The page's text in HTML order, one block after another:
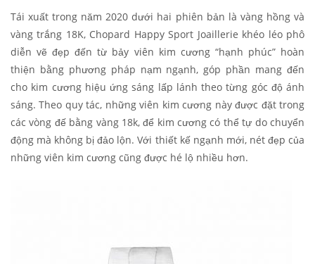
Tái xuất trong năm 2020 dưới hai phiên bản là vàng hồng và
vàng trắng 18K, Chopard Happy Sport Joaillerie khéo léo phô
diễn vẽ đẹp đến từ bảy viên kim cương “hạnh phúc” hoàn
thiện bằng phương pháp nạm ngạnh, góp phần mang đến
cho kim cương hiệu ứng sáng lấp lánh theo từng góc độ ánh
sáng. Theo quy tác, những viên kim cương này được đặt trong
các vòng đế bằng vàng 18k, để kim cương có thể tự do chuyển
động mà không bị đảo lộn. Với thiết kế ngạnh mới, nét đẹp của
những viên kim cương cũng được hé lộ nhiều hơn.